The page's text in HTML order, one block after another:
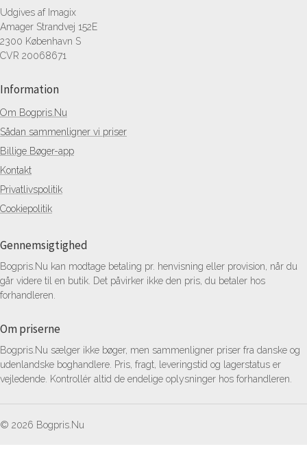
Udgives af Imagix
Amager Strandvej 152E
2300 København S
CVR 20068671
Information
Om Bogpris.Nu
Sådan sammenligner vi priser
Billige Bøger-app
Kontakt
Privatlivspolitik
Cookiepolitik
Gennemsigtighed
Bogpris.Nu kan modtage betaling pr. henvisning eller provision, når du
går videre til en butik. Det påvirker ikke den pris, du betaler hos
forhandleren.
Om priserne
Bogpris.Nu sælger ikke bøger, men sammenligner priser fra danske og
udenlandske boghandlere. Pris, fragt, leveringstid og lagerstatus er
vejledende. Kontrollér altid de endelige oplysninger hos forhandleren.
© 2026 Bogpris.Nu